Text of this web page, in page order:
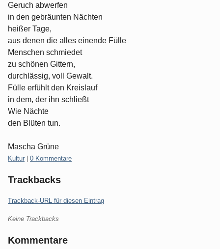
Geruch abwerfen
in den gebräunten Nächten
heißer Tage,
aus denen die alles einende Fülle
Menschen schmiedet
zu schönen Gittern,
durchlässig, voll Gewalt.
Fülle erfühlt den Kreislauf
in dem, der ihn schließt
Wie Nächte
den Blüten tun.
Mascha Grüne
Kategorien:
Kultur 0 Kommentare
Trackbacks
Trackback-URL für diesen Eintrag
Keine Trackbacks
Kommentare